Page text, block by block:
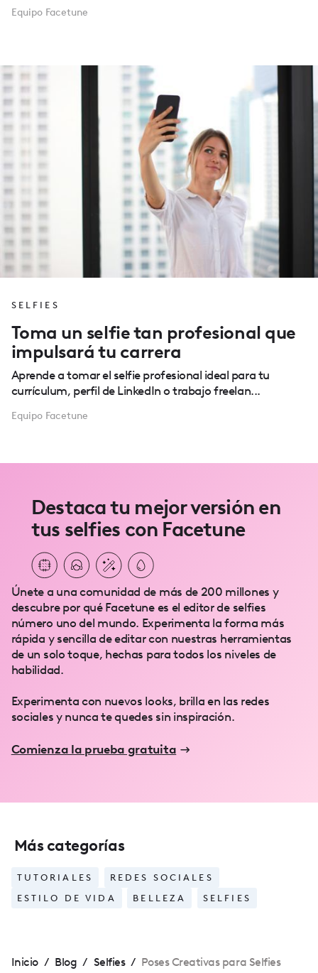
Equipo Facetune
SELFIES
Toma un selfie tan profesional que
impulsará tu carrera
Aprende a tomar el selfie profesional ideal para tu
currículum, perfil de LinkedIn o trabajo freelan...
Equipo Facetune
Destaca tu mejor versión en
tus selfies con Facetune
Únete a una comunidad de más de 200 millones y
descubre por qué Facetune es el editor de selfies
número uno del mundo. Experimenta la forma más
rápida y sencilla de editar con nuestras herramientas
de un solo toque, hechas para todos los niveles de
habilidad.
Experimenta con nuevos looks, brilla en las redes
sociales y nunca te quedes sin inspiración.
Comienza la prueba gratuita
Más categorías
TUTORIALES
REDES SOCIALES
ESTILO DE VIDA
BELLEZA SELFIES
Inicio / Blog / Selfies / Poses Creativas para Selfies